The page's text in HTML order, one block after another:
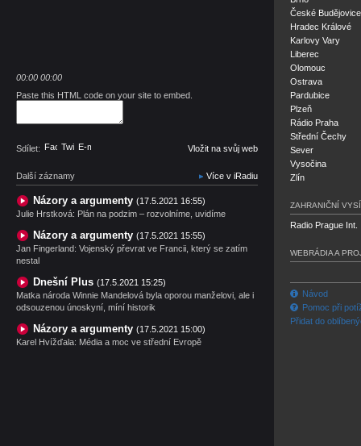
00:00 00:00
Paste this HTML code on your site to embed.
Sdílet: Facebook
TwitterE-mail Vložit na svůj web
Další záznamy Více v iRadiu
Názory a argumenty (17.5.2021 16:55)
Julie Hrstková: Plán na podzim – rozvolníme, uvidíme
Názory a argumenty (17.5.2021 15:55)
Jan Fingerland: Vojenský převrat ve Francii, který se zatím
nestal
Dnešní Plus (17.5.2021 15:25)
Matka národa Winnie Mandelová byla oporou manželovi, ale i
odsouzenou únoskyní, míní historik
Názory a argumenty (17.5.2021 15:00)
Karel Hvížďala: Média a moc ve střední Evropě
České Budějovice
Hradec Králové
Karlovy Vary
Liberec
Olomouc
Ostrava
Pardubice
Plzeň
Rádio Praha
Střední Čechy
Sever
Vysočina
Zlín
ZAHRANIČNÍ
Radio Prague Int.
WEBRÁDIA A
Návod
Pomoc při
Přidat do